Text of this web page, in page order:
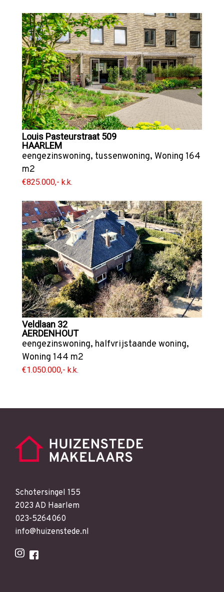
Louis Pasteurstraat 509
HAARLEM
eengezinswoning, tussenwoning, Woning 164
m2
€825.000,- k.k.
Veldlaan 32
AERDENHOUT
eengezinswoning, halfvrijstaande woning,
Woning 144 m2
€1.050.000,- k.k.
Schotersingel 155
2023 AD Haarlem
023-5264060
info@huizenstede.nl